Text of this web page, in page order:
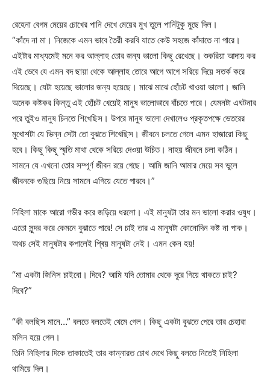
রেহেনা বেগম মেয়ের চোখের পানি দেখে মেয়ের মুখ তুলে পানিটুকু মুছে দিল।
“কাঁদে না মা। নিজেকে এমন ভাবে তৈরী করবি যাতে কেউ সহজে কাঁদাতে না পারে।
এইটার মাধ্যমেই মনে কর আল্লাহ তোর জন্য ভালো কিছু রেখেছে। শুকরিয়া আদায় কর
এই ভেবে যে এমন বদ ছায়া থেকে আল্লাহ তোরে আগে আগে সরিয়ে দিয়ে সতর্ক করে
দিয়েছে। যেটা হয়েছে ভালোর জন্য হয়েছে। মাঝে মাঝে হোঁচট খাওয়া ভালো। জানি
অনেক কষ্টকর কিন্তু এই হোঁচট খেয়েই মানুষ ভালোভাবে বাঁচতে পারে। যেমনটা এঘটনার
পরে তুইও মানুষ চিনতে শিখেছিস। উপরে মানুষ ভালো দেখালেও প্রকৃতপক্ষে ভেতরের
মুখোশটা যে ভিন্ন সেটা তো বুঝতে শিখেছিস। জীবনে চলতে গেলে এমন হাজারো কিছু
হবে। কিছু কিছু স্মৃতি মাথা থেকে সরিয়ে দেওয়া উচিত। নাহয় জীবনে চলা কঠিন।
সামনে যে এখনো তোর সম্পূর্ণ জীবন রয়ে গেছে। আমি জানি আমার মেয়ে সব ভুলে
জীবনকে গুছিয়ে নিয়ে সামনে এগিয়ে যেতে পারবে।”
নিহিলা মাকে আরো গভীর করে জড়িয়ে ধরলো। এই মানুষটা তার মন ভালো করার ওষুধ।
এতো সুন্দর করে কেমনে বুঝাতে পারে! সে চাই তার এ মানুষটা কোনোদিন কষ্ট না পাক।
অথচ সেই মানুষটার কপালেই প্ৰিয় মানুষটা নেই। এমন কেন হয়!
“মা একটা জিনিস চাইবো। দিবে? আমি যদি তোমার থেকে দূরে গিয়ে থাকতে চাই?
দিবে?”
“কী বলছিস মানে…” বলতে বলতেই থেমে গেল। কিছু একটা বুঝতে পেরে তার চেহারা
মলিন হয়ে গেল।
তিনি নিহিলার দিকে তাকাতেই তার কান্নারত চোখ দেখে কিছু বলতে নিতেই নিহিলা
থামিয়ে দিল।